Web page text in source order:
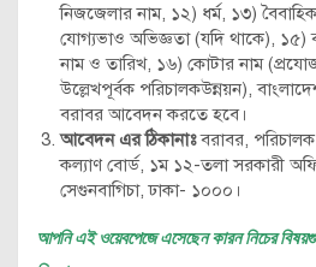
নিজজেলার নাম, ১২) ধর্ম, ১৩)
যোগ্যভাও অভিজ্ঞতা (যদি থাকে), ১৫)
নাম ও তারিখ, ১৬) কোটার নাম (প্রযোজ্য
উল্লেখপূর্বক পরিচালকউন্নয়ন),
বরাবর আবেদন করতে হবে।
আবেদন এর ঠিকানাঃবরাবর, পরিচালক
কল্যাণ বোর্ড, ১ম ১২-তলা সরকারী
সেগুনবাগিচা, ঢাকা- ১০০০।
আপনি এই ওয়েবপেজে এসেছেন কারন নিচের